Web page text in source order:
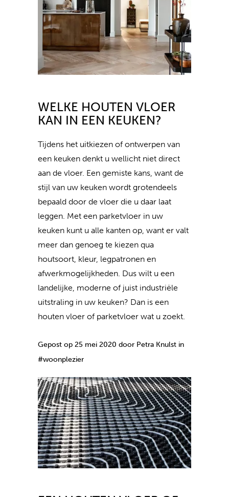
WELKE HOUTEN VLOER
KAN IN EEN KEUKEN?
Tijdens het uitkiezen of ontwerpen van
een keuken denkt u wellicht niet direct
aan de vloer. Een gemiste kans, want de
stijl van uw keuken wordt grotendeels
bepaald door de vloer die u daar laat
leggen. Met een parketvloer in uw
keuken kunt u alle kanten op, want er valt
meer dan genoeg te kiezen qua
houtsoort, kleur, legpatronen en
afwerkmogelijkheden. Dus wilt u een
landelijke, moderne of juist industriële
uitstraling in uw keuken? Dan is een
houten vloer of parketvloer wat u zoekt.
Gepost op 25 mei 2020 door Petra Knulst in
#woonplezier